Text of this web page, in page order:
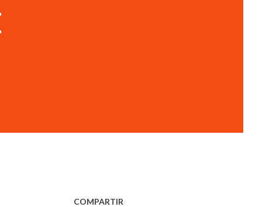
COMPARTIR